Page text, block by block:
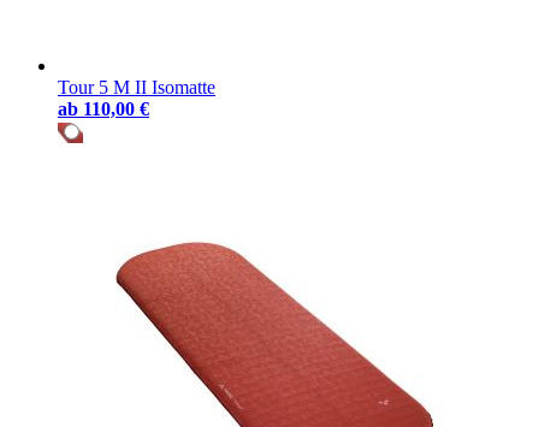
Tour 5 M II Isomatte
ab 110,00 €